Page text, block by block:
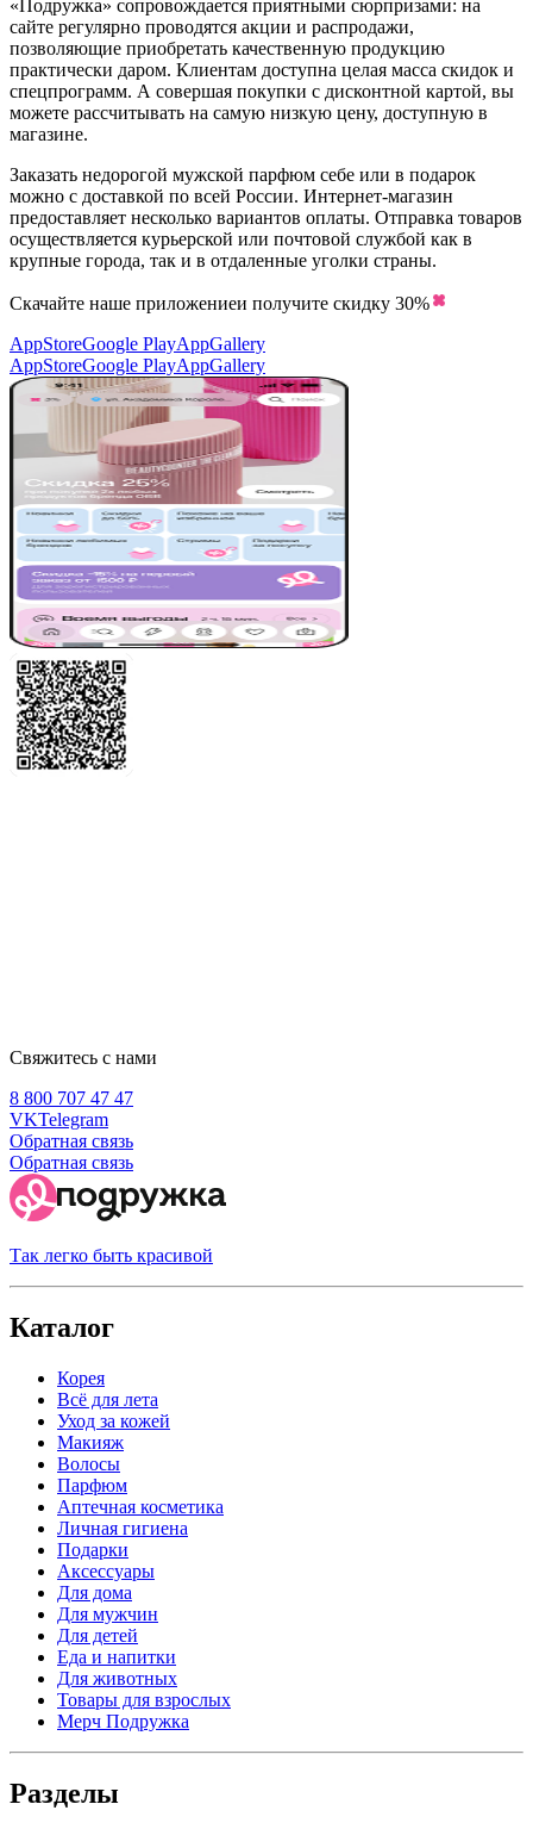
«Подружка» сопровождается приятными сюрпризами: на
сайте регулярно проводятся акции и распродажи,
позволяющие приобретать качественную продукцию
практически даром. Клиентам доступна целая масса скидок и
спецпрограмм. А совершая покупки с дисконтной картой, вы
можете рассчитывать на самую низкую цену, доступную в
магазине.
Заказать недорогой мужской парфюм себе или в подарок
можно с доставкой по всей России. Интернет-магазин
предоставляет несколько вариантов оплаты. Отправка товаров
осуществляется курьерской или почтовой службой как в
крупные города, так и в отдаленные уголки страны.
Скачайте наше приложениеи получите скидку 30%
AppStoreGoogle PlayAppGallery
AppStoreGoogle PlayAppGallery
Свяжитесь с нами
8 800 707 47 47
VKTelegram
Обратная связь
Обратная связь
Так легко быть красивой
Каталог
Корея
Всё для лета
Уход за кожей
Макияж
Волосы
Парфюм
Аптечная косметика
Личная гигиена
Подарки
Аксессуары
Для дома
Для мужчин
Для детей
Еда и напитки
Для животных
Товары для взрослых
Мерч Подружка
Разделы